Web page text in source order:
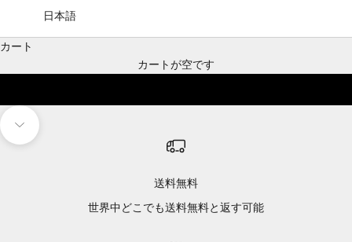
日本語
カート
カートが空です
アウトドアの座り方を再定義
次のセクションに移動
送料無料
世界中どこでも送料無料と返す可能